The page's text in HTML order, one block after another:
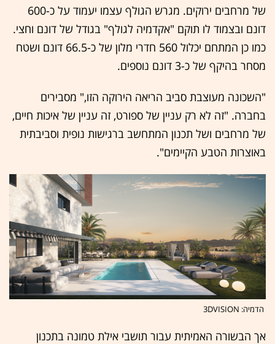
של מרחבים ירוקים. מגרש הגולף עצמו יעמוד על כ-600
דונם ובצמוד לו תוקם "אקדמיה לגולף" בגודל של דונם וחצי.
כמו כן המתחם יכלול 560 חדרי מלון של כ-66.5 דונם ושטח
מסחר בהיקף של כ-3 דונם נוספים.
"השכונה מעוצבת סביב הריאה הירוקה הזו," מסבירים
בחברה. "זה לא רק עניין של ספורט, זה עניין של איכות חיים,
של מרחבים ושל תכנון המתחשב ברגישות נופית וסביבתית
באוצרות הטבע הקיימים".
הדמיה: 3DVISION
אך הבשורה האמיתית עבור תושבי אילת טמונה בתכנון